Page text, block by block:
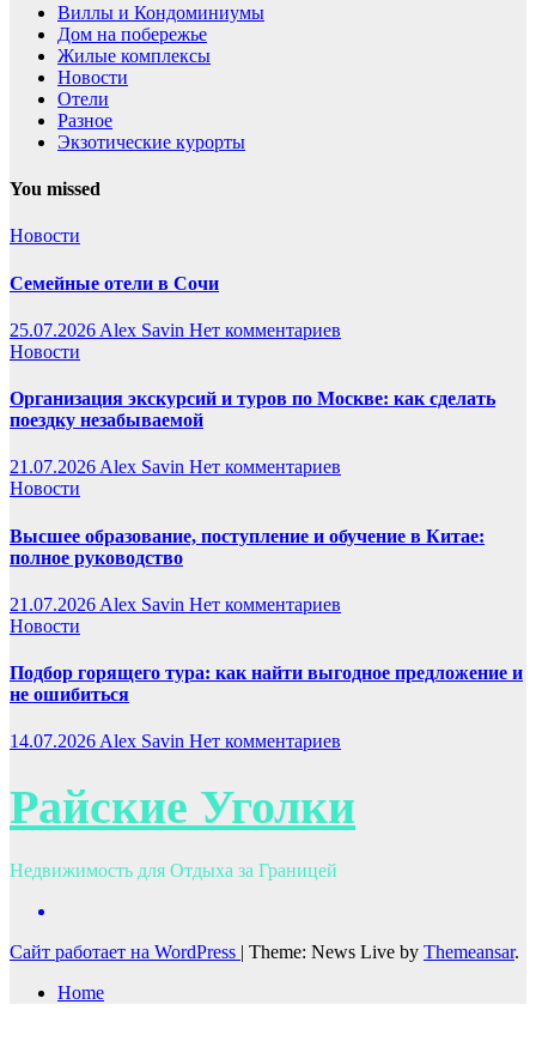
Виллы и Кондоминиумы
Дом на побережье
Жилые комплексы
Новости
Отели
Разное
Экзотические курорты
You missed
Новости
Семейные отели в Сочи
25.07.2026 Alex Savin Нет комментариев
Новости
Организация экскурсий и туров по Москве: как сделать
поездку незабываемой
21.07.2026Alex Savin Нет комментариев
Новости
Высшее образование, поступление и обучение в Китае:
полное руководство
21.07.2026 Alex Savin Нет комментариев
Новости
Подбор горящего тура: как найти выгодное предложение и
не ошибиться
14.07.2026Alex Savin Нет комментариев
Райские Уголки
Недвижимость для Отдыха за Границей
Сайт работает на WordPress | Theme: News Live by Themeansar.
Home